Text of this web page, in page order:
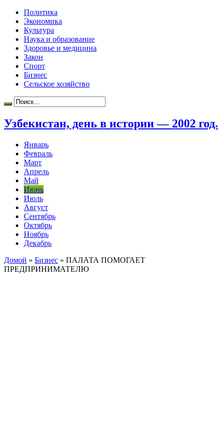
Политика
Экономика
Культура
Наука и образование
Здоровье и медицина
Закон
Спорт
Бизнес
Сельское хозяйство
Узбекистан, день в истории — 2002 год.
Январь
Февраль
Март
Апрель
Май
Июнь
Июль
Август
Сентябрь
Октябрь
Ноябрь
Декабрь
Домой » Бизнес » ПАЛАТА ПОМОГАЕТ
ПРЕДПРИНИМАТЕЛЮ